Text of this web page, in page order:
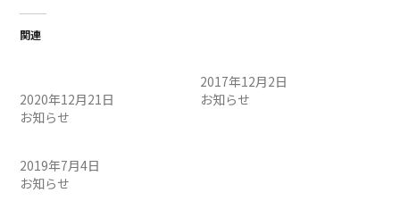
関連
2020年12月21日
お知らせ
2017年12月2日
お知らせ
2019年7月4日
お知らせ